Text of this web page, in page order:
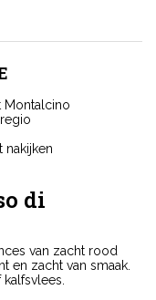
Montalcino
nakijken
di
van zacht rood
en zacht van smaak.